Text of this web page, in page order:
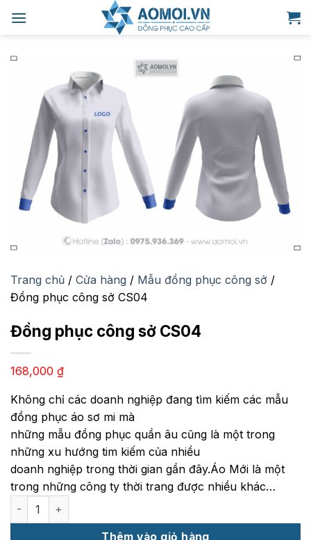
qua
dung
Trang chủ / Cửa hàng / Mẫu đồng phục công sở /
Đồng phục công sở CS04
Đồng phục công sở CS04
168,000 ₫
Không chỉ các doanh nghiệp đang tìm kiếm các mẫu
đồng phục áo sơ mi mà
những mẫu đồng phục quần âu cũng là một trong
những xu hướng tim kiếm của nhiều
doanh nghiệp trong thời gian gần đây.Áo Mới là một
trong những công ty thời trang được nhiều khác…
Đồng phục công sở CS04 số lượng
Thêm vào giỏ hàng